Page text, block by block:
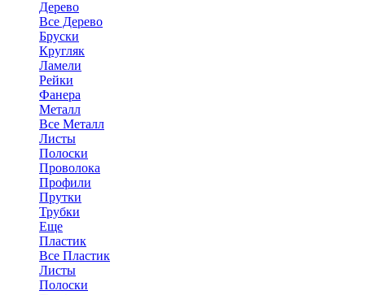
Дерево
Все Дерево
Бруски
Кругляк
Ламели
Рейки
Фанера
Металл
Все Металл
Листы
Полоски
Проволока
Профили
Прутки
Трубки
Еще
Пластик
Все Пластик
Листы
Полоски